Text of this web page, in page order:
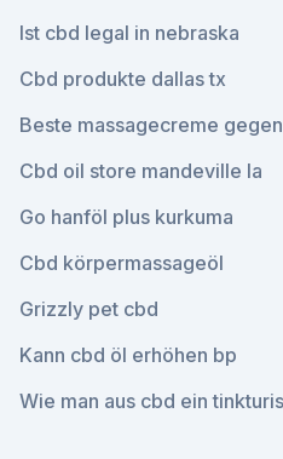
Ist cbd legal in nebraska
Cbd produkte dallas tx
Beste massagecreme
Cbd oil store mandeville la
Go hanföl plus kurkuma
Cbd körpermassageöl
Grizzly pet cbd
Kann cbd öl erhöhen bp
Wie man aus cbd ein